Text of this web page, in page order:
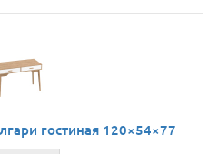
гостиная 120×54×77